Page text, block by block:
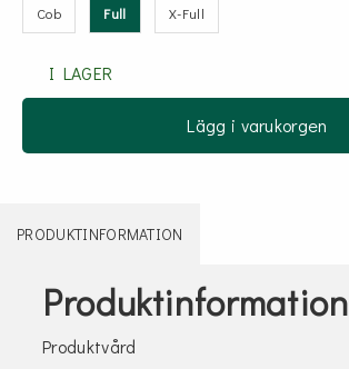
Cob Full X-Full
I LAGER
Lägg i varukorgen
PRODUKTINFORMATION
Produktinformation
Produktvård